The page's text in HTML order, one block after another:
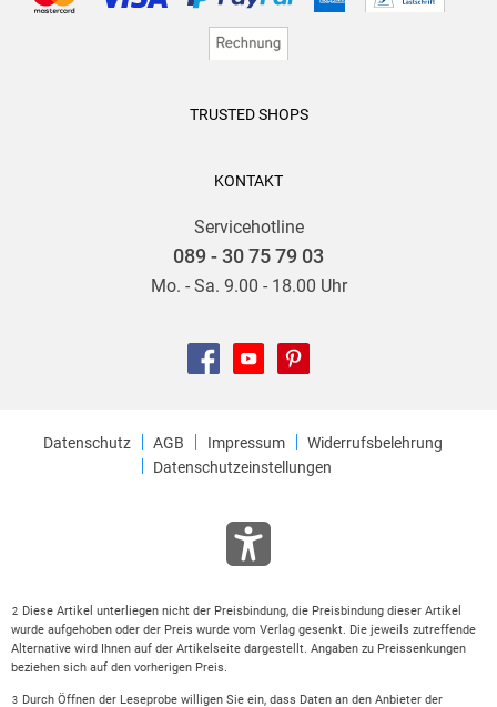
TRUSTED SHOPS
KONTAKT
Servicehotline
089 - 30 75 79 03
Mo. - Sa. 9.00 - 18.00 Uhr
Datenschutz AGB Impressum
Widerrufsbelehrung
Datenschutzeinstellungen
2
Diese Artikel unterliegen nicht der Preisbindung, die Preisbindung dieser Artikel
wurde aufgehoben oder der Preis wurde vom Verlag gesenkt. Die jeweils zutreffende
Alternative wird Ihnen auf der Artikelseite dargestellt. Angaben zu Preissenkungen
beziehen sich auf den vorherigen Preis.
3 Durch Öffnen der Leseprobe willigen Sie ein, dass Daten an den Anbieter der